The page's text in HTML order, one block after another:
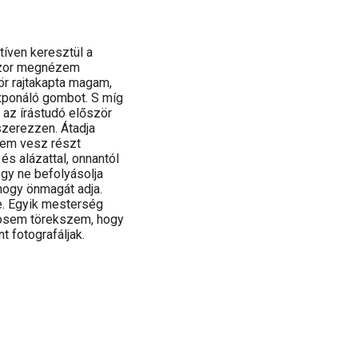
keresztül a
megnézem
rajtakapta magam,
gombot. S míg
írástudó először
Átadja
vesz részt
alázattal, onnantól
ne befolyásolja
önmagát adja.
Egyik mesterség
törekszem, hogy
fotografáljak.